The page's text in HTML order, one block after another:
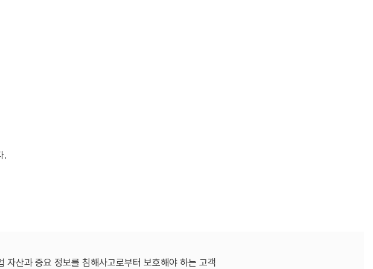
.
자산과 중요 정보를 침해사고로부터 보호해야 하는 고객